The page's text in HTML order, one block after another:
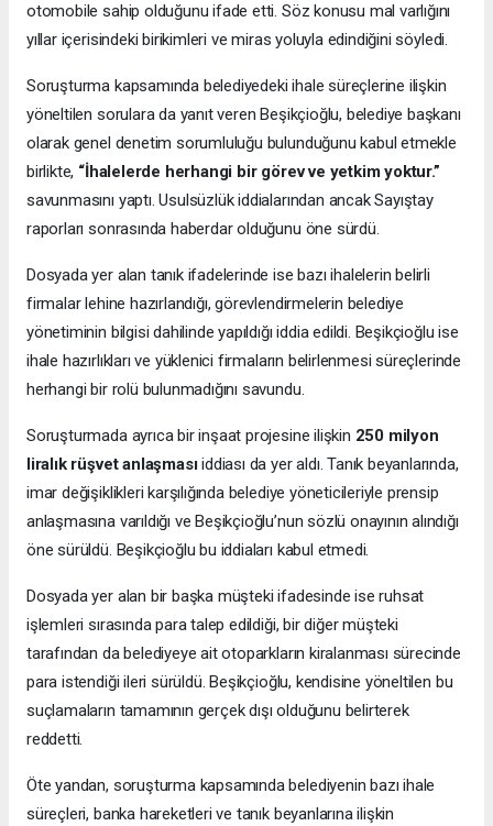
otomobile sahip olduğunu ifade etti. Söz konusu mal varlığını
yıllar içerisindeki birikimleri ve miras yoluyla edindiğini söyledi.
Soruşturma kapsamında belediyedeki ihale süreçlerine ilişkin
yöneltilen sorulara da yanıt veren Beşikçioğlu, belediye başkanı
olarak genel denetim sorumluluğu bulunduğunu kabul etmekle
birlikte, “İhalelerde herhangi bir görev ve yetkim yoktur.”
savunmasını yaptı. Usulsüzlük iddialarından ancak Sayıştay
raporları sonrasında haberdar olduğunu öne sürdü.
Dosyada yer alan tanık ifadelerinde ise bazı ihalelerin belirli
firmalar lehine hazırlandığı, görevlendirmelerin belediye
yönetiminin bilgisi dahilinde yapıldığı iddia edildi. Beşikçioğlu ise
ihale hazırlıkları ve yüklenici firmaların belirlenmesi süreçlerinde
herhangi bir rolü bulunmadığını savundu.
Soruşturmada ayrıca bir inşaat projesine ilişkin 250 milyon
liralık rüşvet anlaşmasıiddiası da yer aldı. Tanık beyanlarında,
imar değişiklikleri karşılığında belediye yöneticileriyle prensip
anlaşmasına varıldığı ve Beşikçioğlu’nun sözlü onayının alındığı
öne sürüldü. Beşikçioğlu bu iddiaları kabul etmedi.
Dosyada yer alan bir başka müşteki ifadesinde ise ruhsat
işlemleri sırasında para talep edildiği, bir diğer müşteki
tarafından da belediyeye ait otoparkların kiralanması sürecinde
para istendiği ileri sürüldü. Beşikçioğlu, kendisine yöneltilen bu
suçlamaların tamamının gerçek dışı olduğunu belirterek
reddetti.
Öte yandan, soruşturma kapsamında belediyenin bazı ihale
süreçleri, banka hareketleri ve tanık beyanlarına ilişkin